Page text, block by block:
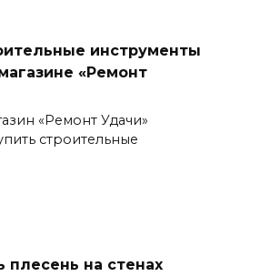
инструменты
«Ремонт
«Ремонт Удачи»
строительные
плесень на стенах